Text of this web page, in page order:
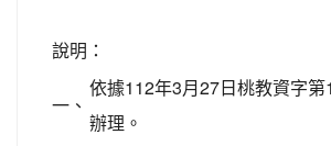
說明：
一、
依據112年3月27日桃教資字
辦理。